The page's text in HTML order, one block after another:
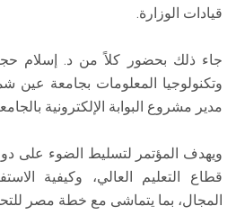
قيادات الوزارة.
جاء ذلك بحضور كلاً من د. إسلام
وتكنولوجيا المعلومات بجامعة
مدير مشروع البوابة الإلكترونية
ويهدف المؤتمر لتسليط الضوء على
قطاع التعليم العالي، وكيفية
المجال، بما يتماشى مع خطة مصر